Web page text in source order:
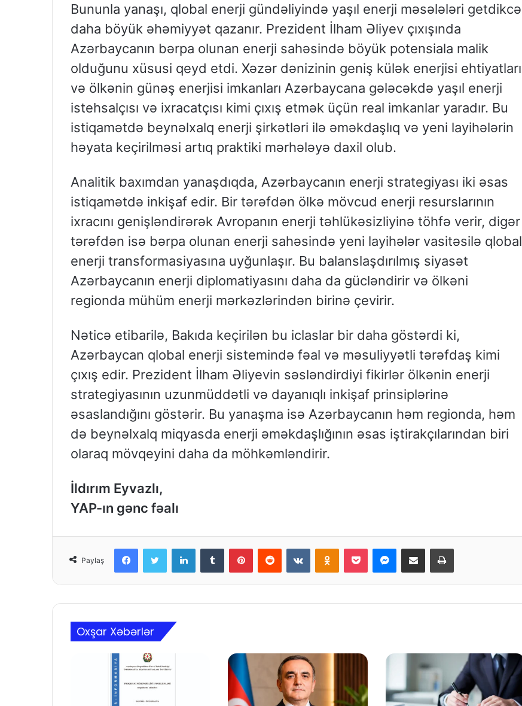
Bununla yanaşı, qlobal enerji gündəliyində yaşıl enerji məsələləri getdikcə
daha böyük əhəmiyyət qazanır. Prezident İlham Əliyev çıxışında
Azərbaycanın bərpa olunan enerji sahəsində böyük potensiala malik
olduğunu xüsusi qeyd etdi. Xəzər dənizinin geniş külək enerjisi ehtiyatları
və ölkənin günəş enerjisi imkanları Azərbaycana gələcəkdə yaşıl enerji
istehsalçısı və ixracatçısı kimi çıxış etmək üçün real imkanlar yaradır. Bu
istiqamətdə beynəlxalq enerji şirkətləri ilə əməkdaşlıq və yeni layihələrin
həyata keçirilməsi artıq praktiki mərhələyə daxil olub.
Analitik baxımdan yanaşdıqda, Azərbaycanın enerji strategiyası iki əsas
istiqamətdə inkişaf edir. Bir tərəfdən ölkə mövcud enerji resurslarının
ixracını genişləndirərək Avropanın enerji təhlükəsizliyinə töhfə verir, digər
tərəfdən isə bərpa olunan enerji sahəsində yeni layihələr vasitəsilə qlobal
enerji transformasiyasına uyğunlaşır. Bu balanslaşdırılmış siyasət
Azərbaycanın enerji diplomatiyasını daha da gücləndirir və ölkəni
regionda mühüm enerji mərkəzlərindən birinə çevirir.
Nəticə etibarilə, Bakıda keçirilən bu iclaslar bir daha göstərdi ki,
Azərbaycan qlobal enerji sistemində fəal və məsuliyyətli tərəfdaş kimi
çıxış edir. Prezident İlham Əliyevin səsləndirdiyi fikirlər ölkənin enerji
strategiyasının uzunmüddətli və dayanıqlı inkişaf prinsiplərinə
əsaslandığını göstərir. Bu yanaşma isə Azərbaycanın həm regionda, həm
də beynəlxalq miqyasda enerji əməkdaşlığının əsas iştirakçılarından biri
olaraq mövqeyini daha da möhkəmləndirir.
İldırım Eyvazlı,
YAP-ın gənc fəalı
Paylaş
Oxşar Xəbərlər